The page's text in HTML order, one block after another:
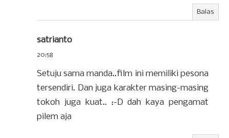
Balas
satrianto
20:58
Setuju sama manda..film ini memiliki pesona
tersendiri. Dan juga karakter masing-masing
tokoh juga kuat.. :-D dah kaya pengamat
pilem aja